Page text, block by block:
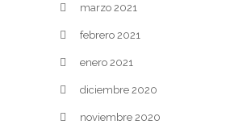
marzo 2021
febrero 2021
enero 2021
diciembre 2020
noviembre 2020